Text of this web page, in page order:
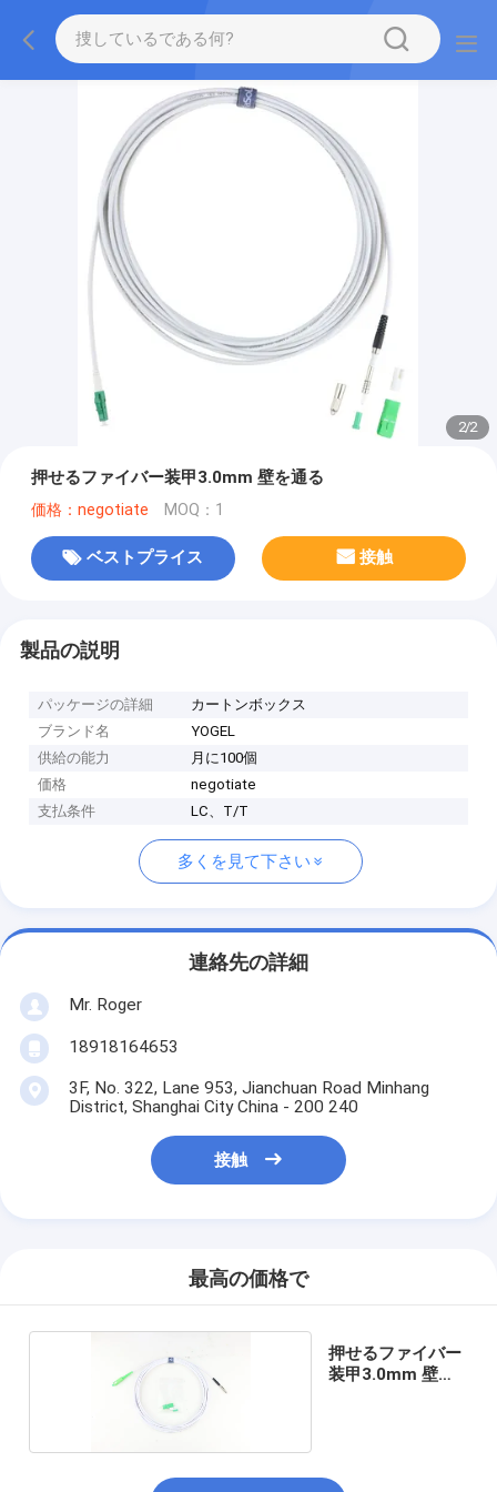
2/2
押せるファイバー装甲3.0mm 壁を通る
価格：negotiate MOQ：1
ベストプライス 接触
製品の説明
パッケージの詳細
カートンボックス
ブランド名
YOGEL
供給の能力
月に100個
価格
negotiate
支払条件
LC、T/T
多くを見て下さい
連絡先の詳細
Mr. Roger
18918164653
3F, No. 322, Lane 953, Jianchuan Road Minhang
District, Shanghai City China - 200 240
接触
最高の価格で
押せるファイバー
装甲3.0mm 壁を